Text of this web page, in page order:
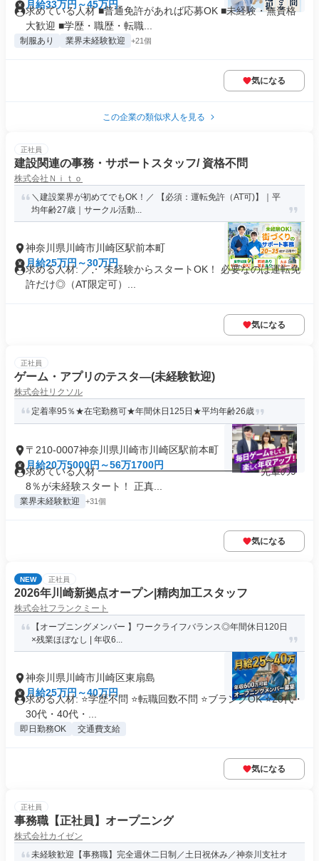
月給33万円～45万円
求めている人材 ■普通免許があれば応募OK ■未経験・無資格
大歓迎 ■学歴・職歴・転職...
制服あり 業界未経験歓迎 +21個
気になる
この企業の類似求人を見る
正社員
建設関連の事務・サポートスタッフ/ 資格不問
株式会社Ｎｉｔｏ
＼建設業界が初めてでもOK！／ 【必須：運転免許（AT可)】｜平
均年齢27歳｜サークル活動...
神奈川県川崎市川崎区駅前本町
月給25万円～30万円
求める人材: ／⋰ 未経験からスタートOK！ 必要なのは運転免
許だけ◎（AT限定可）...
気になる
正社員
ゲーム・アプリのテスタ―(未経験歓迎)
株式会社リクソル
定着率95％★在宅勤務可★年間休日125日★平均年齢26歳
〒210-0007神奈川県川崎市川崎区駅前本町
月給20万5000円～56万1700円
求めている人材 ━━━━━━━━━━━━━━━━ 先輩の9
8％が未経験スタート！ 正真...
業界未経験歓迎 +31個
気になる
NEW 正社員
2026年川崎新拠点オープン|精肉加工スタッフ
株式会社フランクミート
【オープニングメンバー 】ワークライフバランス◎年間休日120日
×残業ほぼなし | 年収6...
神奈川県川崎市川崎区東扇島
月給25万円～40万円
求める人材: ⭐学歴不問 ⭐転職回数不問 ⭐ブランクOK ⭐20代・
30代・40代・...
即日勤務OK 交通費支給
気になる
正社員
事務職【正社員】オープニング
株式会社カイゼン
未経験歓迎【事務職】完全週休二日制／土日祝休み／神奈川支社オ